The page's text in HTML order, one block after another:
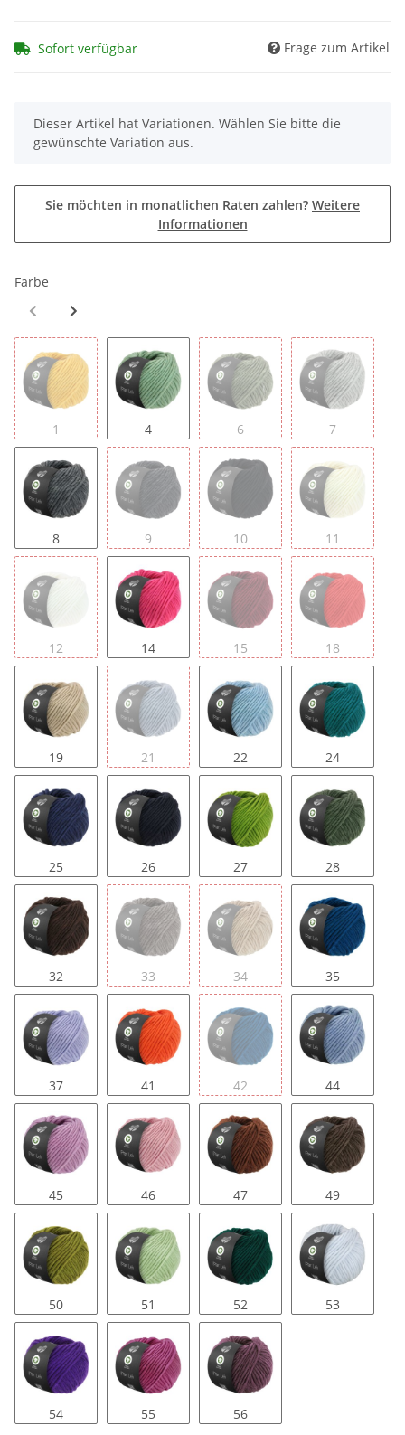
Sofort verfügbar Frage zum Artikel
x
Dieser Artikel hat Variationen. Wählen Sie bitte die
gewünschte Variation aus.
Sie möchten in monatlichen Raten zahlen? Weitere
Informationen
Farbe
1 4 6 7
8 9 10 11
12 14 15 18
19 21 22 24
25 26 27 28
32 33 34 35
37 41 42 44
45 46 47 49
50 51 52 53
54 55 56